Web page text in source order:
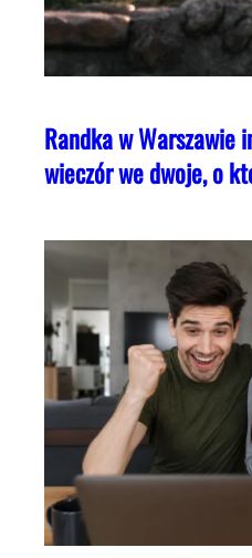
Randka w Warszawie
wieczór we dwoje, o